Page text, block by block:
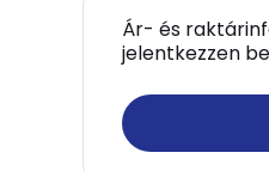
Ár- és
jelentkezzen